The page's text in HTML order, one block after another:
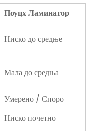
Поуцх Ламинатор
Ниско до средње
Мала до средња
Умерено / Споро
Ниско почетно